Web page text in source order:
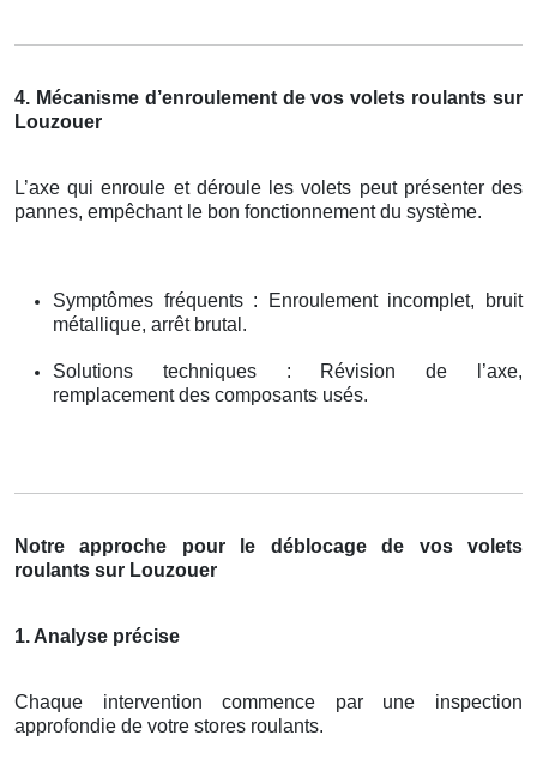
4. Mécanisme d’enroulement de vos volets roulants sur
Louzouer
L’axe qui enroule et déroule les volets peut présenter des
pannes, empêchant le bon fonctionnement du système.
Symptômes fréquents : Enroulement incomplet, bruit
métallique, arrêt brutal.
Solutions techniques : Révision de l’axe,
remplacement des composants usés.
Notre approche pour le déblocage de vos volets
roulants sur Louzouer
1. Analyse précise
Chaque intervention commence par une inspection
approfondie de votre stores roulants.